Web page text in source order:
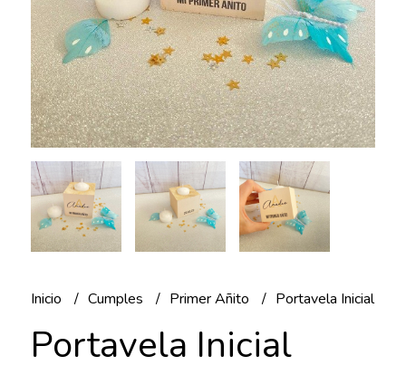
Inicio Cumples Primer Añito Portavela Inicial
Portavela Inicial